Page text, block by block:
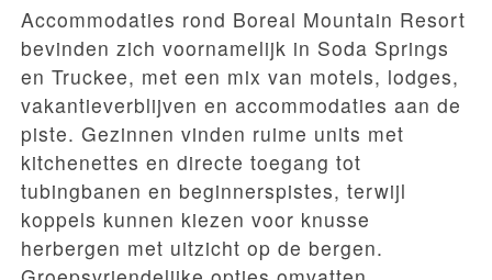
Accommodaties rond Boreal Mountain Resort
bevinden zich voornamelijk in Soda Springs
en Truckee, met een mix van motels, lodges,
vakantieverblijven en accommodaties aan de
piste. Gezinnen vinden ruime units met
kitchenettes en directe toegang tot
tubingbanen en beginnerspistes, terwijl
koppels kunnen kiezen voor knusse
herbergen met uitzicht op de bergen.